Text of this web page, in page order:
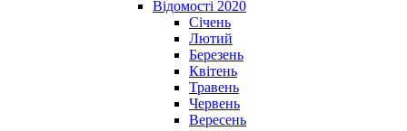
Відомості 2020
Січень
Лютий
Березень
Квітень
Травень
Червень
Вересень